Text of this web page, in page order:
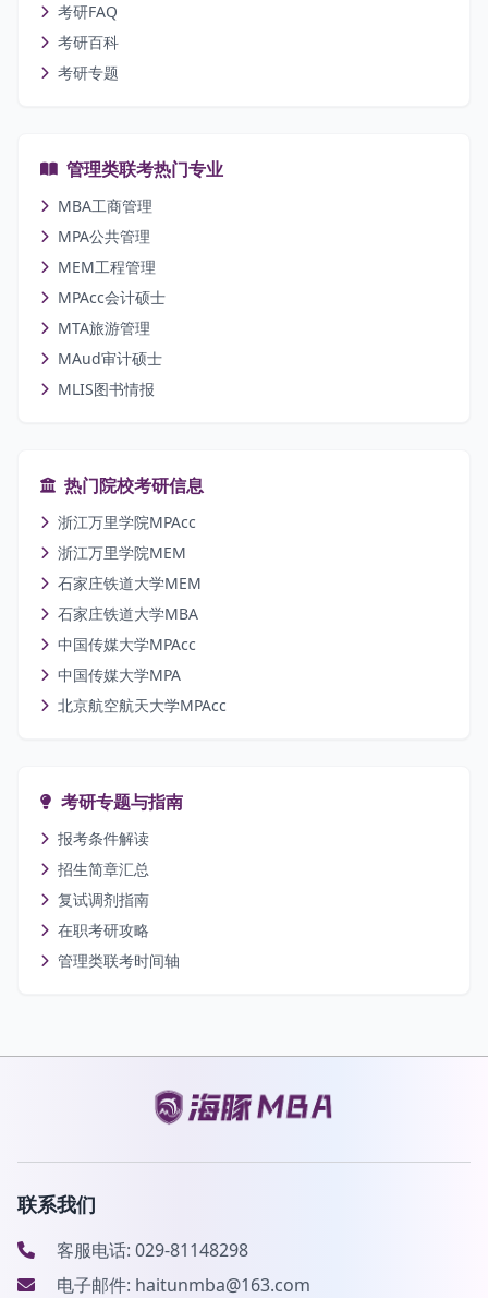
考研FAQ
考研百科
考研专题
管理类联考热门专业
MBA工商管理
MPA公共管理
MEM工程管理
MPAcc会计硕士
MTA旅游管理
MAud审计硕士
MLIS图书情报
热门院校考研信息
浙江万里学院MPAcc
浙江万里学院MEM
石家庄铁道大学MEM
石家庄铁道大学MBA
中国传媒大学MPAcc
中国传媒大学MPA
北京航空航天大学MPAcc
考研专题与指南
报考条件解读
招生简章汇总
复试调剂指南
在职考研攻略
管理类联考时间轴
联系我们
客服电话: 029-81148298
电子邮件: haitunmba@163.com